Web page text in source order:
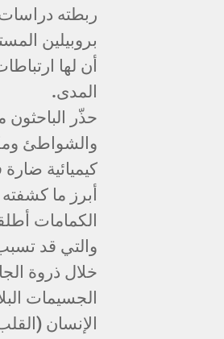
ربطته
بروبيلين
أن لها
المدى.
حذّر
والشواطئ
كيميائية ضارة
أبرز ما
والتي قد
خلال ذروة الجائحة، قدّرت
الجسيمات
الإنسان